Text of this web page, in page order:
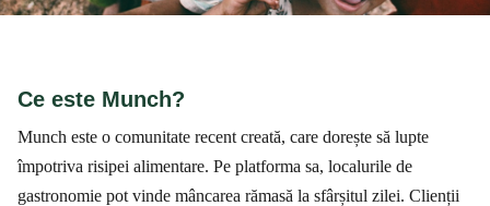
Ce este Munch?
Munch este o comunitate recent creată, care dorește să lupte
împotriva risipei alimentare. Pe platforma sa, localurile de
gastronomie pot vinde mâncarea rămasă la sfârșitul zilei. Clienții